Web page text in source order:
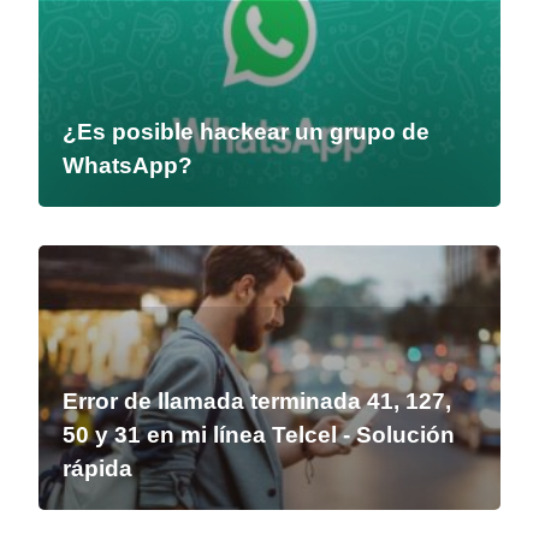
¿Es posible hackear un grupo de
WhatsApp?
Error de llamada terminada 41, 127,
50 y 31 en mi línea Telcel - Solución
rápida